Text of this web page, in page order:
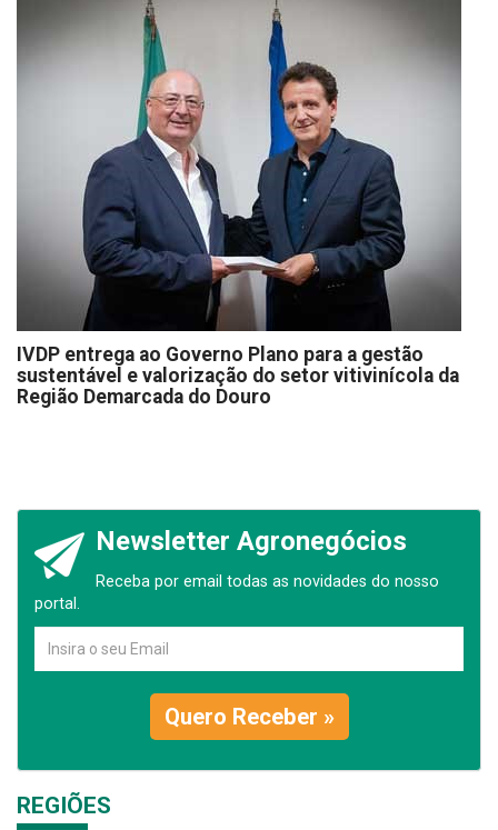
IVDP entrega ao Governo Plano para a gestão
sustentável e valorização do setor vitivinícola da
Região Demarcada do Douro
Newsletter Agronegócios
Receba por email todas as novidades do nosso
portal.
Quero Receber »
REGIÕES